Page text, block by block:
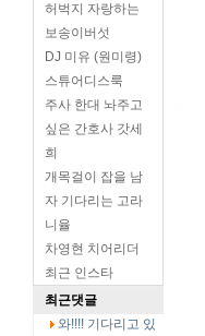
허벅지 자랑하는
보송이버섯
DJ 미유 (원미령)
스튜어디스룩
주사 한대 놔주고
싶은 간호사 갓세
희
개목걸이 잡을 남
자 기다리는 고라
니율
차영현 치어리더
최근 인스타
최근댓글
와!!!! 기다리고 있